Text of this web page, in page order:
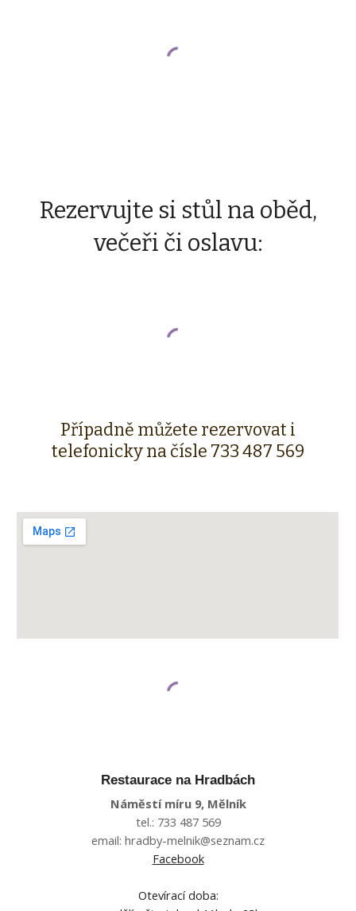
Rezervujte si stůl na oběd,
večeři či oslavu:
Případně můžete rezervovat i
telefonicky na čísle 733 487 569
Restaurace na Hradbách
Náměstí míru 9, Mělník
tel.: 733 487 569
email: hradby-melnik@seznam.cz
Facebook
Otevírací doba: